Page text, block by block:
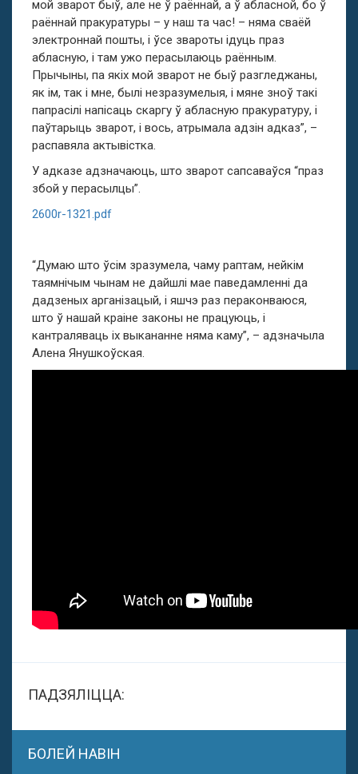
мой зварот быў, але не ў раённай, а ў абласной, бо ў
раённай пракуратуры – у наш та час! – няма сваёй
электроннай пошты, і ўсе звароты ідуць праз
абласную, і там ужо перасылаюць раённым.
Прычыны, па якіх мой зварот не быў разгледжаны,
як ім, так і мне, былі незразумелыя, і мяне зноў такі
папрасілі напісаць скаргу ў абласную пракуратуру, і
паўтарыць зварот, і вось, атрымала адзін адказ”, –
распавяла актывістка.
У адказе адзначаюць, што зварот сапсаваўся “праз
збой у перасылцы”.
2600r-1321.pdf
“Думаю што ўсім зразумела, чаму раптам, нейкім
таямнічым чынам не дайшлі мае паведамленні да
дадзеных арганізацый, і яшчэ раз пераконваюся,
што ў нашай краіне законы не працуюць, і
кантраляваць іх выкананне няма каму”, – адзначыла
Алена Янушкоўская.
ПАДЗЯЛІЦЦА:
БОЛЕЙ НАВІН